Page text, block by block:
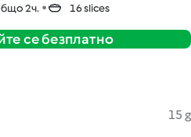
2ч. 16 slices
се безплатно
15 g